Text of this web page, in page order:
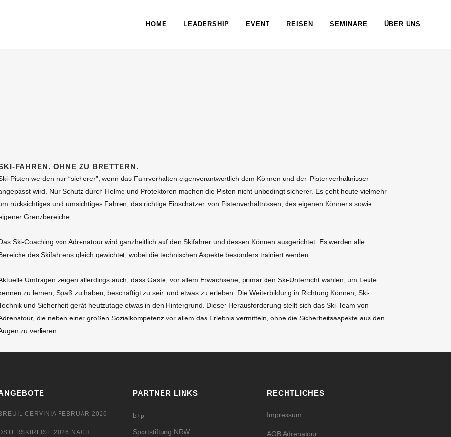
HOME LEADERSHIP EVENT REISEN SEMINARE ÜBER UNS
FAHREN. OHNE ZU BRETTERN.
Pisten werden nur “sicherer”, wenn das Fahrverhalten eigenverantwortlich dem Können und den Pistenverhältnissen
wird. Nur Schutz durch Helme und Protektoren machen die Pisten nicht unbedingt sicherer. Es geht heute vielmehr
rücksichtiges und umsichtiges Fahren, das richtige Einschätzen von Pistenverhältnissen, des eigenen Könnens sowie
Grenzbereiche.
Ski-Coaching von Adrenatour wird ganzheitlich auf den Skifahrer und dessen Können ausgerichtet. Es werden alle
des Skifahrens gleich gewichtet, wobei die technischen Aspekte besonders trainiert werden.
Umfragen zeigen allerdings auch, dass Gäste, vor allem Erwachsene, primär den Ski-Unterricht wählen, um Leute
zu lernen, Spaß zu haben, beschäftigt zu sein und etwas zu erleben. Die Weiterbildung in Richtung Können, Ski-
und Sicherheit gerät heutzutage etwas in den Hintergrund. Dieser Herausforderung stellt sich das Ski-Team von
die neben einer großen Sozialkompetenz vor allem das Erlebnis vermitteln, ohne die Sicherheitsaspekte aus den
zu verlieren.
BREUIL CERVINIA FEBRUAR 2026
2026 NACH
PARTNER LINKS
b+p
Sportstiftung NRW
RECHTLICHES
Impressum
AGB Adrenatour